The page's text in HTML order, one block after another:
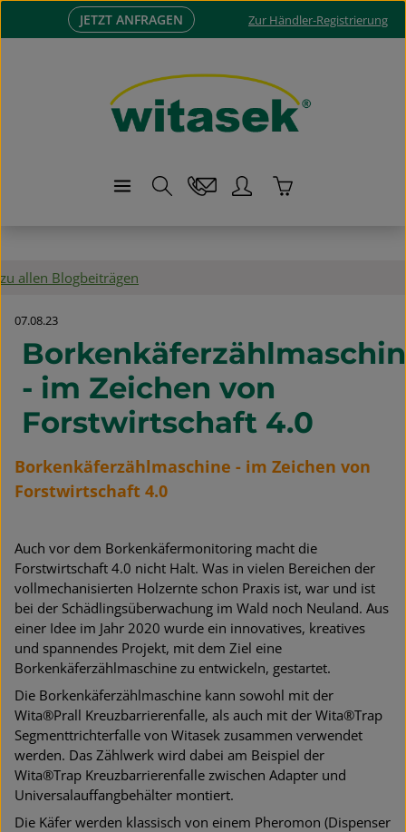
Zum Hauptinhalt springen
JETZT ANFRAGEN Zur Händler-Registrierung
Warenkorb
zu allen Blogbeiträgen
07.08.23
- im Zeichen von
Forstwirtschaft 4.0
Borkenkäferzählmaschine - im Zeichen von
Forstwirtschaft 4.0
Auch vor dem Borkenkäfermonitoring macht die
Forstwirtschaft 4.0 nicht Halt. Was in vielen Bereichen der
vollmechanisierten Holzernte schon Praxis ist, war und ist
bei der Schädlingsüberwachung im Wald noch Neuland. Aus
einer Idee im Jahr 2020 wurde ein innovatives, kreatives
und spannendes Projekt, mit dem Ziel eine
Borkenkäferzählmaschine zu entwickeln, gestartet.
Die Borkenkäferzählmaschine kann sowohl mit der
Wita®Prall Kreuzbarrierenfalle, als auch mit der Wita®Trap
Segmenttrichterfalle von Witasek zusammen verwendet
werden. Das Zählwerk wird dabei am Beispiel der
Wita®Trap Kreuzbarrierenfalle zwischen Adapter und
Universalauffangbehälter montiert.
Die Käfer werden klassisch von einem Pheromon (Dispenser